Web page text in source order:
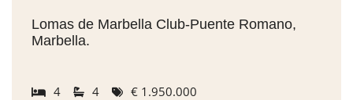
Lomas de Marbella Club-Puente Romano,
Marbella.
4 4 € 1.950.000